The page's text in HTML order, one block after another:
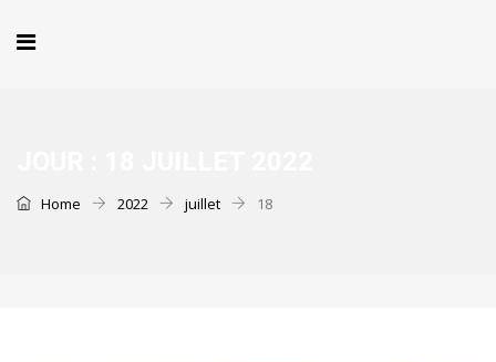
Home 2022 juillet 18